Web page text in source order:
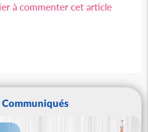
à commenter cet article
Communiqués